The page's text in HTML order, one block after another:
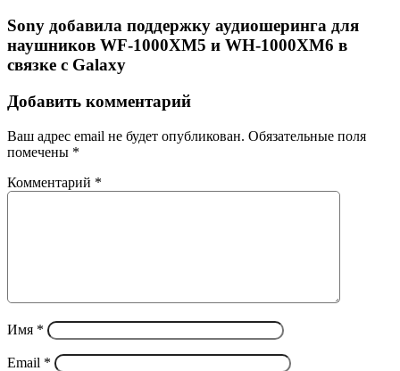
Sony добавила поддержку аудиошеринга для
наушников WF-1000XM5 и WH-1000XM6 в
связке с Galaxy
Добавить комментарий
Ваш адрес email не будет опубликован. Обязательные поля
помечены *
Комментарий *
Имя *
Email *